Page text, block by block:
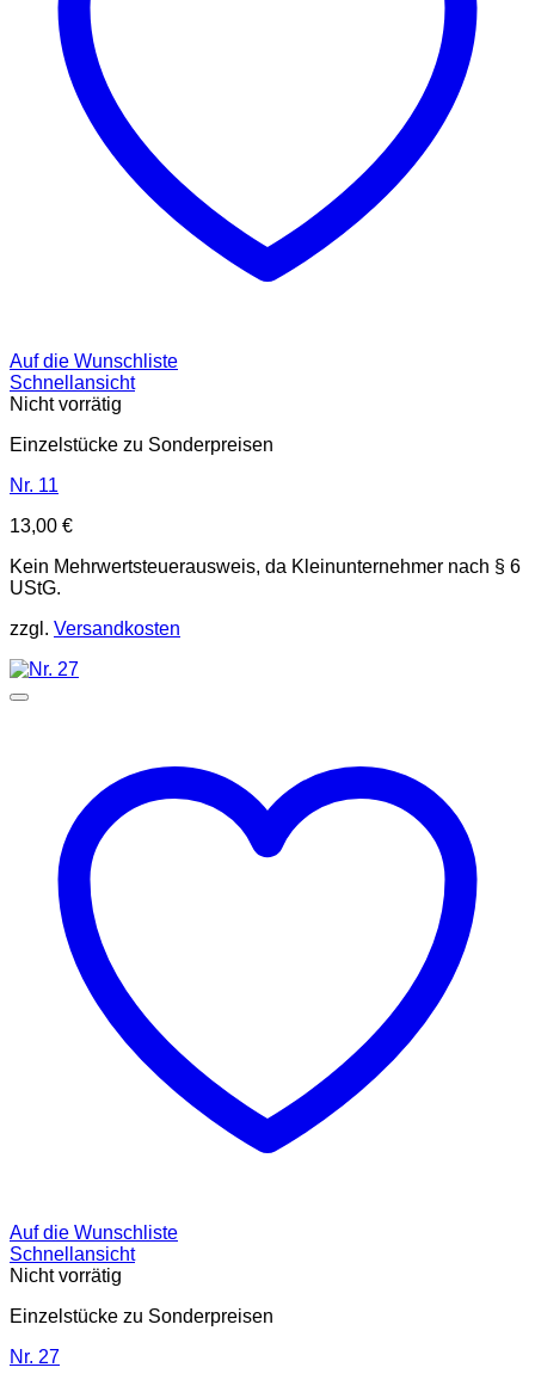
Auf die Wunschliste
Schnellansicht
Nicht vorrätig
Einzelstücke zu Sonderpreisen
Nr. 11
13,00 €
Kein Mehrwertsteuerausweis, da Kleinunternehmer nach § 6
UStG.
zzgl. Versandkosten
Auf die Wunschliste
Schnellansicht
Nicht vorrätig
Einzelstücke zu Sonderpreisen
Nr. 27